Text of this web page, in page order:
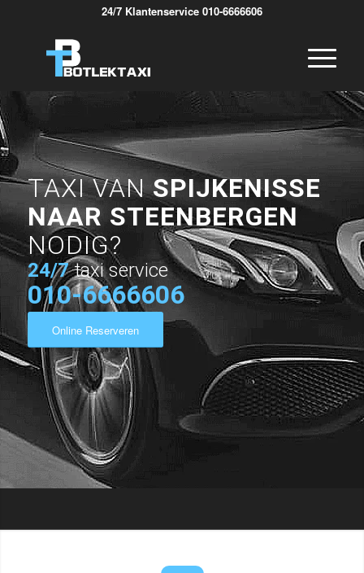
24/7 Klantenservice 010-6666606
TAXI VANSPIJKENISSE
NAAR STEENBERGEN
NODIG?
24/7 taxi service
010-6666606
Online Reserveren